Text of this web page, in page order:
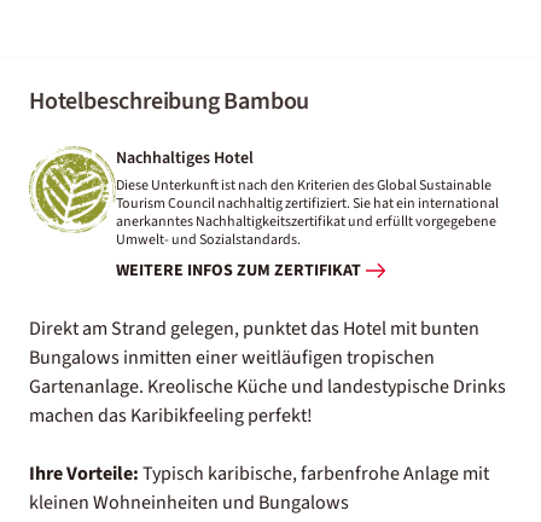
Hotelbeschreibung Bambou
Nachhaltiges Hotel
Diese Unterkunft ist nach den Kriterien des Global Sustainable
Tourism Council nachhaltig zertifiziert. Sie hat ein international
anerkanntes Nachhaltigkeitszertifikat und erfüllt vorgegebene
Umwelt- und Sozialstandards.
WEITERE INFOS ZUM ZERTIFIKAT
Direkt am Strand gelegen, punktet das Hotel mit bunten
Bungalows inmitten einer weitläufigen tropischen
Gartenanlage. Kreolische Küche und landestypische Drinks
machen das Karibikfeeling perfekt!
Ihre Vorteile:Typisch karibische, farbenfrohe Anlage mit
kleinen Wohneinheiten und Bungalows